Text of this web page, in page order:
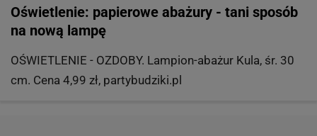
Oświetlenie: papierowe abażury - tani sposób
na nową lampę
OŚWIETLENIE - OZDOBY. Lampion-abażur Kula, śr. 30
cm. Cena 4,99 zł, partybudziki.pl